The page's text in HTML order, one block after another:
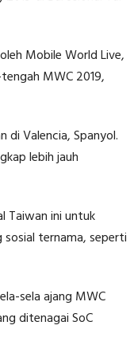
Mobile World Live,
MWC 2019,
di Valencia, Spanyol.
lebih jauh
Taiwan ini untuk
sosial ternama, seperti
sela ajang MWC
ditenagai SoC